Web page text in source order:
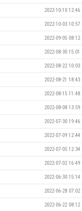
2022-10-10 12:46
2022-10-03 10:57
2022-09-05 08:12
2022-08-30 15:01
2022-08-22 10:03
2022-08-21 18:43
2022-08-15 11:48
2022-08-08 13:59
2022-07-30 19:46
2022-07-09 12:44
2022-07-05 12:34
2022-07-02 16:49
2022-06-30 15:14
2022-06-28 07:02
2022-06-22 08:12